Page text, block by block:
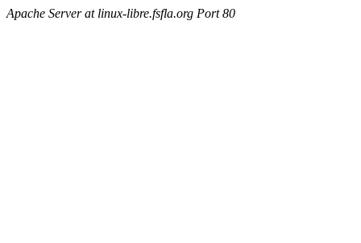
Apache Server at linux-libre.fsfla.org Port 80